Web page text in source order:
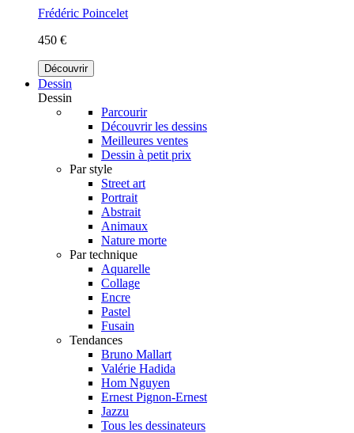
Frédéric Poincelet
450 €
Découvrir
Dessin
Dessin
Parcourir
Découvrir les dessins
Meilleures ventes
Dessin à petit prix
Par style
Street art
Portrait
Abstrait
Animaux
Nature morte
Par technique
Aquarelle
Collage
Encre
Pastel
Fusain
Tendances
Bruno Mallart
Valérie Hadida
Hom Nguyen
Ernest Pignon-Ernest
Jazzu
Tous les dessinateurs